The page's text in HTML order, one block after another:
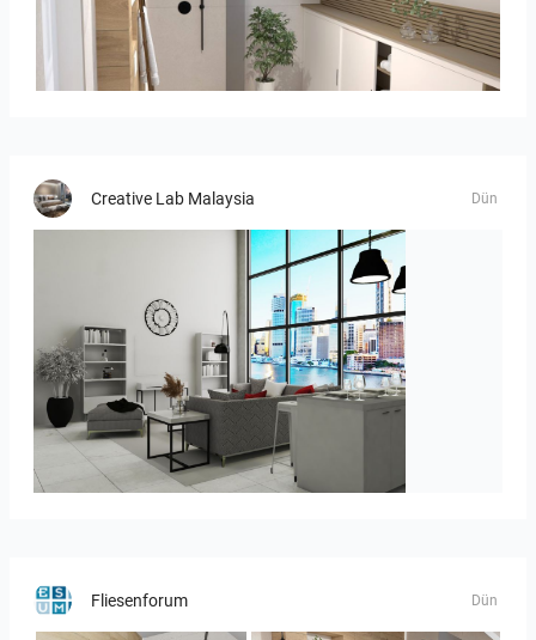
Creative Lab Malaysia Dün
ROHAIZAD_LIVING
Fliesenforum Dün